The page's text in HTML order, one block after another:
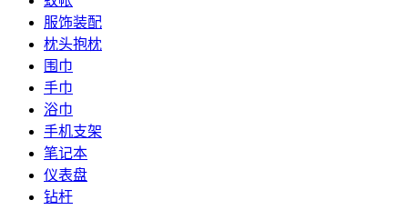
服饰装配
枕头抱枕
围巾
手巾
浴巾
手机支架
笔记本
仪表盘
钻杆